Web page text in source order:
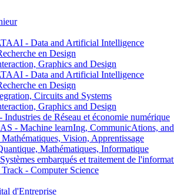
- Data and Artificial Intelligence
en Design
Graphics and Design
- Data and Artificial Intelligence
en Design
Circuits and Systems
Graphics and Design
de Réseau et économie numérique
- Machine learnIng, CommunicAtions,
Vision, Apprentissage
Mathématiques, Informatique
embarqués et traitement de
- Computer Science
d'Entreprise